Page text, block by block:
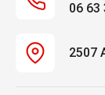
06 63
2507